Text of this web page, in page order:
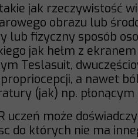
jak rzeczywistość
obrazu lub
lub fizyczny sposób
jak hełm z
Teslasuit,
a nawet
(jak) np. płonącym
uczeń może
do których nie ma